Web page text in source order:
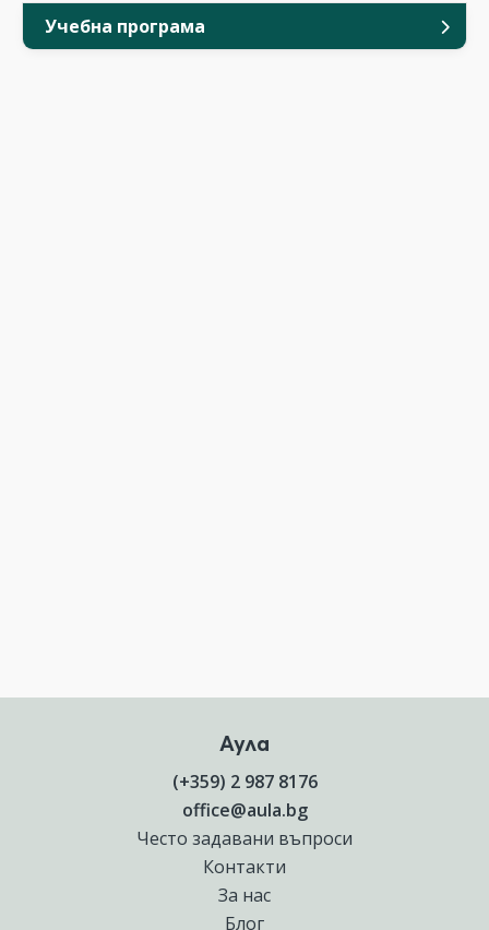
Учебна програма
Аула
(+359) 2 987 8176
office@aula.bg
Често задавани въпроси
Контакти
За нас
Блог